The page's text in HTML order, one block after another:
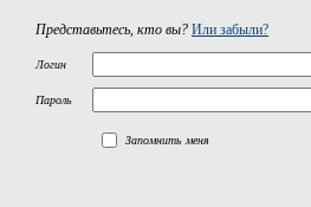
Представьтесь, кто вы? Или забыли?
Логин
Пароль
Запомнить меня